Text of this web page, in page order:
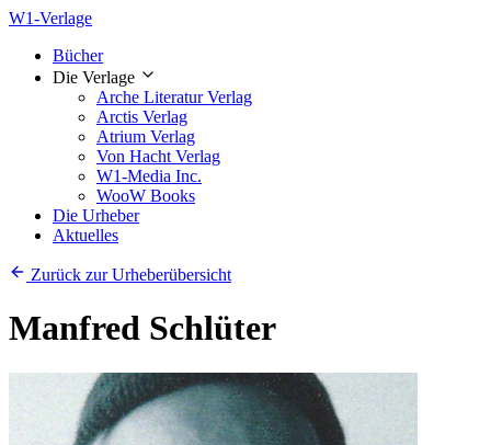
W1-Verlage
Bücher
Die Verlage
Arche Literatur Verlag
Arctis Verlag
Atrium Verlag
Von Hacht Verlag
W1-Media Inc.
WooW Books
Die Urheber
Aktuelles
Zurück zur Urheberübersicht
Manfred Schlüter